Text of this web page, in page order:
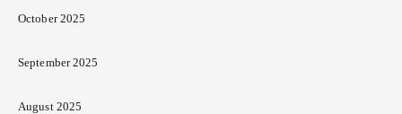
October 2025
September 2025
August 2025